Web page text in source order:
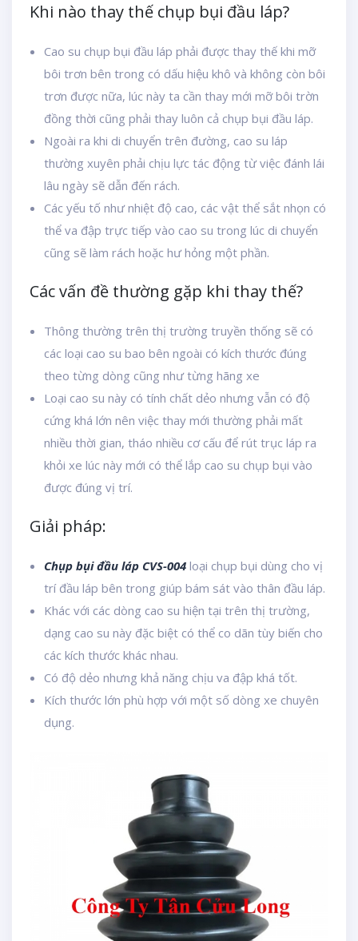
Khi nào thay thế chụp bụi đầu láp?
Cao su chụp bụi đầu láp phải được thay thế khi mỡ
bôi trơn bên trong có dấu hiệu khô và không còn bôi
trơn được nữa, lúc này ta cần thay mới mỡ bôi trờn
đồng thời cũng phải thay luôn cả chụp bụi đầu láp.
Ngoài ra khi di chuyển trên đường, cao su láp
thường xuyên phải chịu lực tác động từ việc đánh lái
lâu ngày sẽ dẫn đến rách.
Các yếu tố như nhiệt độ cao, các vật thể sắt nhọn có
thể va đập trực tiếp vào cao su trong lúc di chuyển
cũng sẽ làm rách hoặc hư hỏng một phần.
Các vấn đề thường gặp khi thay thế?
Thông thường trên thị trường truyền thống sẽ có
các loại cao su bao bên ngoài có kích thước đúng
theo từng dòng cũng như từng hãng xe
Loại cao su này có tính chất dẻo nhưng vẫn có độ
cứng khá lớn nên việc thay mới thường phải mất
nhiều thời gian, tháo nhiều cơ cấu để rút trục láp ra
khỏi xe lúc này mới có thể lắp cao su chụp bụi vào
được đúng vị trí.
Giải pháp:
Chụp bụi đầu láp CVS-004 loại chụp bụi dùng cho vị
trí đầu láp bên trong giúp bám sát vào thân đầu láp.
Khác với các dòng cao su hiện tại trên thị trường,
dạng cao su này đặc biệt có thể co dãn tùy biến cho
các kích thước khác nhau.
Có độ dẻo nhưng khả năng chịu va đập khá tốt.
Kích thước lớn phù hợp với một số dòng xe chuyên
dụng.